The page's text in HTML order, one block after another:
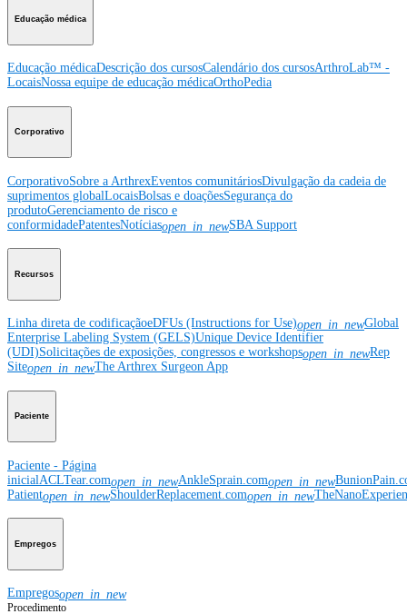
Educação médica
Educação médicaDescrição dos cursosCalendário dos cursosArthroLab™ -
LocaisNossa equipe de educação médicaOrthoPedia
Corporativo
CorporativoSobre a ArthrexEventos comunitáriosDivulgação da cadeia de
suprimentos globalLocaisBolsas e doaçõesSegurança do
produtoGerenciamento de risco e
conformidadePatentesNotíciasopen_in_newSBA Support
Recursos
Linha direta de codificaçãoeDFUs (Instructions for Use)open_in_newGlobal
Enterprise Labeling System (GELS)Unique Device Identifier
(UDI)Solicitações de exposições, congressos e workshopsopen_in_newRep
Siteopen_in_newThe Arthrex Surgeon App
Paciente
Paciente - Página
inicialACLTear.comopen_in_newAnkleSprain.comopen_in_new
Patientopen_in_newShoulderReplacement.comopen_in_new
Empregos
Empregosopen_in_new
Procedimento